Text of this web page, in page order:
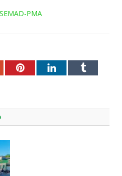
PMA
PinterestLinkedInTumblr